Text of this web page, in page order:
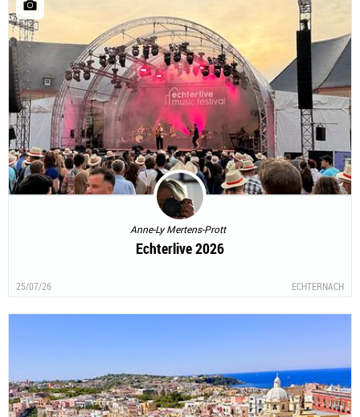
Anne-Ly Mertens-Prott
Echterlive 2026
25/07/26 ECHTERNACH